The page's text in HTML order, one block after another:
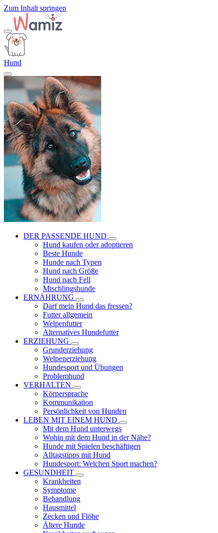
Zum Inhalt springen
Hund
DER PASSENDE HUND
Hund kaufen oder adoptieren
Beste Hunde
Hunde nach Typen
Hund nach Größe
Hund nach Fell
Mischlingshunde
ERNÄHRUNG
Darf mein Hund das fressen?
Futter allgemein
Welpenfutter
Alternatives Hundefutter
ERZIEHUNG
Grunderziehung
Welpenerziehung
Hundesport und Übungen
Problemhund
VERHALTEN
Körpersprache
Kommunikation
Persönlichkeit von Hunden
LEBEN MIT EINEM HUND
Mit dem Hund unterwegs
Wohin mit dem Hund in der Nähe?
Hunde mit Spielen beschäftigen
Alltagstipps mit Hund
Hundesport: Welchen Sport machen?
GESUNDHEIT
Krankheiten
Symptome
Behandlung
Hausmittel
Zecken und Flöhe
Ältere Hunde